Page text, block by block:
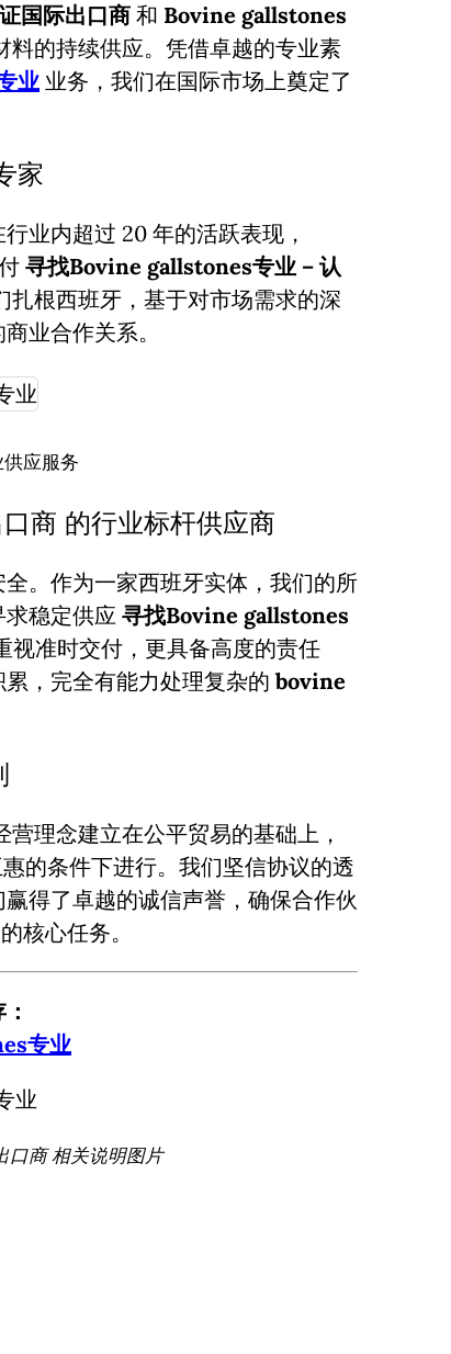
国际出口商 和 Bovine gallstones
的持续供应。凭借卓越的专业素
业 业务，我们在国际市场上奠定了
家
业内超过 20 年的活跃表现，
寻找Bovine gallstones专业 – 认
根西班牙，基于对市场需求的深
业合作关系。
应服务
商 的行业标杆供应商
。作为一家西班牙实体，我们的所
稳定供应 寻找Bovine gallstones
视准时交付，更具备高度的责任
，完全有能力处理复杂的 bovine
理念建立在公平贸易的基础上，
的条件下进行。我们坚信协议的透
得了卓越的诚信声誉，确保合作伙
核心任务。
专业
口商 相关说明图片